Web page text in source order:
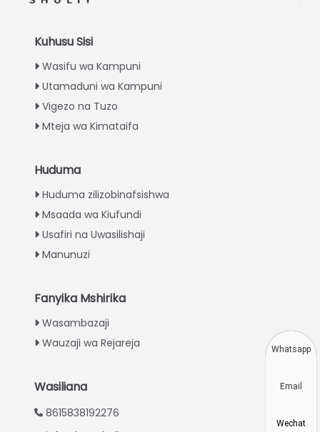
Kuhusu Sisi
Wasifu wa Kampuni
Utamaduni wa Kampuni
Vigezo na Tuzo
Mteja wa Kimataifa
Huduma
Huduma zilizobinafsishwa
Msaada wa Kiufundi
Usafiri na Uwasilishaji
Manunuzi
Fanyika Mshirika
Wasambazaji
Wauzaji wa Rejareja
Wasiliana
8615838192276
Chinese
Hindi
Japanese
Vietnamese
Thai
Turkish
Greek
Whatsapp
Email
Wechat